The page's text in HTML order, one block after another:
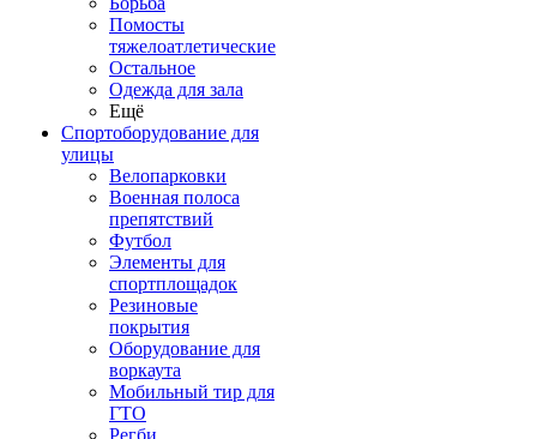
Помосты
тяжелоатлетические
Остальное
Одежда для зала
Ещё
Спортоборудование для
улицы
Велопарковки
Военная полоса
препятствий
Футбол
Элементы для
спортплощадок
Резиновые
покрытия
Оборудование для
воркаута
Мобильный тир для
ГТО
Регби